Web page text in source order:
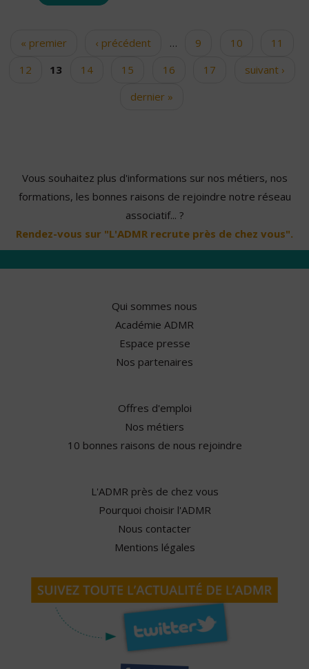
Pages
« premier ‹ précédent … 9 10
11
12
13 14 15 16 17
suivant ›
dernier »
Vous souhaitez plus d'informations sur nos métiers, nos
formations, les bonnes raisons de rejoindre notre réseau
associatif... ?
Rendez-vous sur "L'ADMR recrute près de chez vous".
Qui sommes nous
Académie ADMR
Espace presse
Nos partenaires
Offres d'emploi
Nos métiers
10 bonnes raisons de nous rejoindre
L'ADMR près de chez vous
Pourquoi choisir l'ADMR
Nous contacter
Mentions légales